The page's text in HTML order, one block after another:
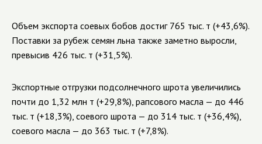
Объем экспорта соевых бобов достиг 765 тыс. т (+43,6%).
Поставки за рубеж семян льна также заметно выросли,
превысив 426 тыс. т (+31,5%).
Экспортные отгрузки подсолнечного шрота увеличились
почти до 1,32 млн т (+29,8%), рапсового масла — до 446
тыс. т (+18,3%), соевого шрота — до 314 тыс. т (+36,4%),
соевого масла — до 363 тыс. т (+7,8%).